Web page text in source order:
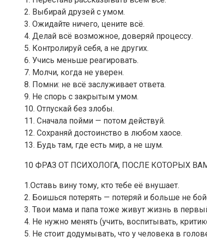
2. Выбирай друзей с умом.
3. Ожидайте ничего, цените всё.
4. Делай всё возможное, доверяй процессу.
5. Контролируй себя, а не других.
6. Учись меньше реагировать.
7. Молчи, когда не уверен.
8. Помни: не всё заслуживает ответа.
9. Не спорь с закрытым умом.
10. Отпускай без злобы.
11. Сначала пойми — потом действуй.
12. Сохраняй достоинство в любом хаосе.
13. Будь там, где есть мир, а не шум.
10 ФРАЗ ОТ ПСИХОЛОГА, ПОСЛЕ КОТОРЫХ
1.Оставь вину тому, кто тебе её внушает.
2. Боишься потерять — потеряй и больше не
3. Твои мама и папа тоже живут жизнь в
4. Не нужно менять (учить, воспитывать,
5. Не стоит додумывать, что у человека в